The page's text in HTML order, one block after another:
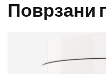
Поврзани